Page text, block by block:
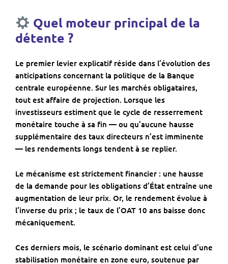
Quel moteur principal de la
détente ?
Le premier levier explicatif réside dans l’évolution des
anticipations concernant la politique de la Banque
centrale européenne. Sur les marchés obligataires,
tout est affaire de projection. Lorsque les
investisseurs estiment que le cycle de resserrement
monétaire touche à sa fin — ou qu’aucune hausse
supplémentaire des taux directeurs n’est imminente
— les rendements longs tendent à se replier.
Le mécanisme est strictement financier : une hausse
de la demande pour les obligations d’État entraîne une
augmentation de leur prix. Or, le rendement évolue à
l’inverse du prix ; le taux de l’OAT 10 ans baisse donc
mécaniquement.
Ces derniers mois, le scénario dominant est celui d’une
stabilisation monétaire en zone euro, soutenue par